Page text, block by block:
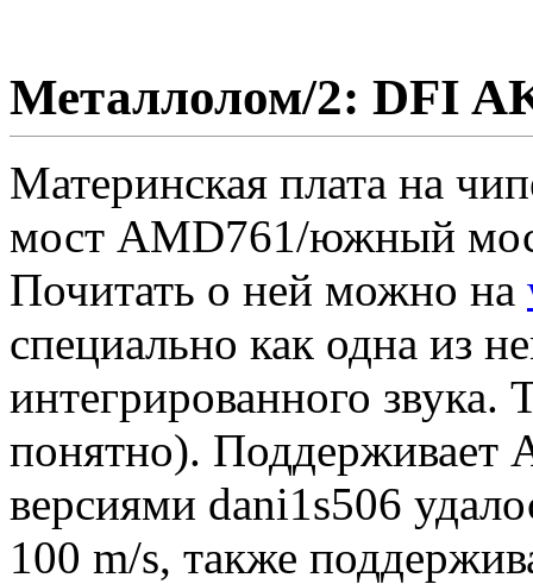
Металлолом/2: DFI
Материнская плата на
мост AMD761/южный
Почитать о ней можно на
специально как одна из
интегрированного
понятно). Поддерживает
версиями dani1s506
100 m/s, также